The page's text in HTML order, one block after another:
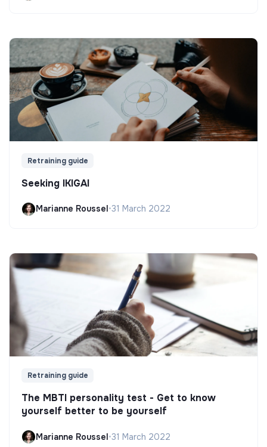
Retraining guide
Seeking IKIGAI
Marianne Roussel•31 March 2022
Retraining guide
The MBTI personality test - Get to know
yourself better to be yourself
Marianne Roussel•31 March 2022